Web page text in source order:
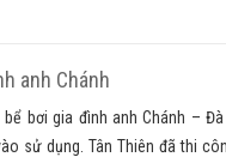
anh Chánh
bơi gia đình anh Chánh –
sử dụng. Tân Thiên đã thi